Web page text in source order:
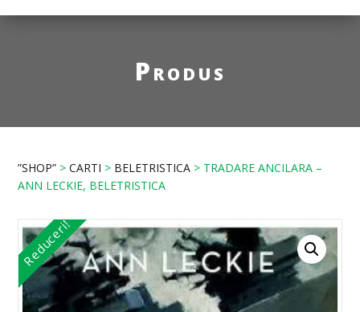
Produs
”SHOP” >CARTI > BELETRISTICA > TRADARE ANCILARA –
ANN LECKIE, BELETRISTICA
Reduceri!